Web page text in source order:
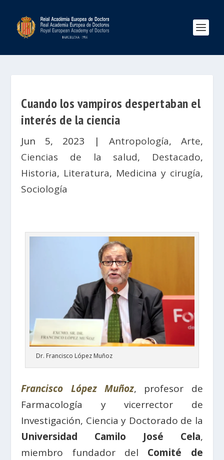
Cuando los vampiros despertaban el
interés de la ciencia
Jun 5, 2023 | Antropología, Arte,
Ciencias de la salud, Destacado,
Historia, Literatura, Medicina y cirugía,
Sociología
Dr. Francisco López Muñoz
Francisco López Muñoz, profesor de
Farmacología y vicerrector de
Investigación, Ciencia y Doctorado de la
Universidad Camilo José Cela,
miembro fundador del Comité de